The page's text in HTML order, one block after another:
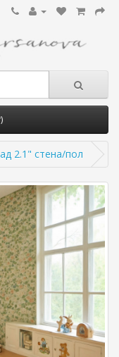
2.1" стена/пол